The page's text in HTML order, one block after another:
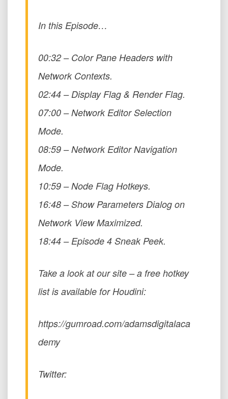
Tricks
for
–
In this Episode…
00:32 – Color Pane Headers with
Network Contexts.
02:44 – Display Flag & Render Flag.
07:00 – Network Editor Selection
Mode.
08:59 – Network Editor Navigation
Mode.
10:59 – Node Flag Hotkeys.
16:48 – Show Parameters Dialog on
Network View Maximized.
18:44 – Episode 4 Sneak Peek.
Take a look at our site – a free hotkey
list is available for Houdini:
https://gumroad.com/adamsdigitalaca
demy
Twitter: